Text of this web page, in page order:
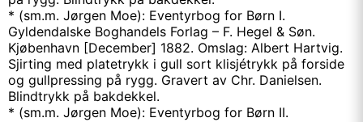
* (sm.m. Jørgen Moe): Eventyrbog for Børn I.
Gyldendalske Boghandels Forlag – F. Hegel & Søn.
Kjøbenhavn [December] 1882. Omslag: Albert Hartvig.
Sjirting med platetrykk i gull sort klisjétrykk på forside
og gullpressing på rygg. Gravert av Chr. Danielsen.
Blindtrykk på bakdekkel.
* (sm.m. Jørgen Moe): Eventyrbog for Børn II.